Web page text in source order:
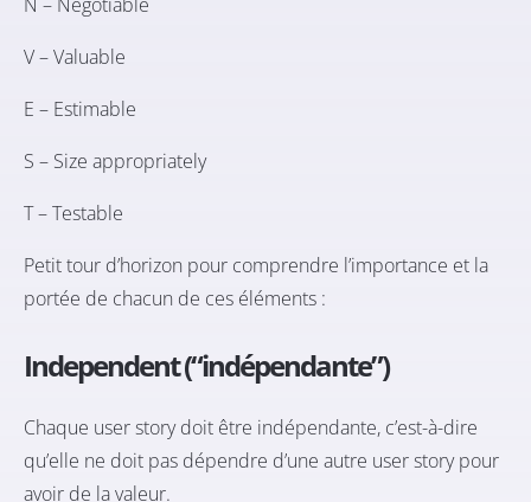
V – Valuable
E – Estimable
S – Size appropriately
T – Testable
Petit tour d’horizon pour comprendre l’importance et la
portée de chacun de ces éléments :
Independent (“indépendante”)
Chaque user story doit être indépendante, c’est-à-dire
qu’elle ne doit pas dépendre d’une autre user story pour
avoir de la valeur.